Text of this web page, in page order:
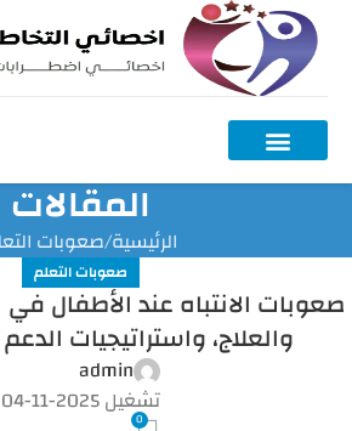
المقالات
الرئيسية صعوبات
صعوبات التعلم
صعوبات الانتباه عند الأطفال
والعلاج، واستراتيجيات
admin
تشغيل 2025-11-04
0